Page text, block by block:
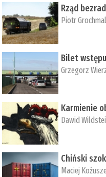
Rząd
Piotr
Bilet
Grzegorz
Karmienie
Dawid
Chiński
Maciej